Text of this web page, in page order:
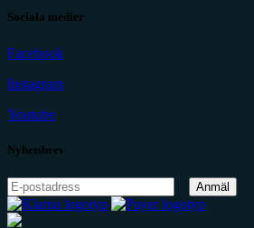
Sociala medier
Facebook
Instagram
Youtube
Nyhetsbrev
Anmäl